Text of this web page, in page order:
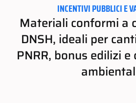
INCENTIVI PUBBLICI E
Materiali conformi a
DNSH, ideali per
PNRR, bonus edilizi